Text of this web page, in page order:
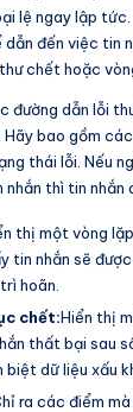
lệ ngay lập
đến việc tin
chết hoặc
đường dẫn lỗi
bao gồm
thái lỗi. Nếu
thì tin nhắn
thị một vòng
tin nhắn sẽ
hoãn.
chết:Hiển thị
thất bại sau
dữ liệu xấu
ra các điểm